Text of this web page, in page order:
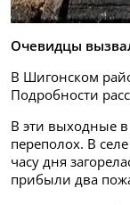
Очевидцы
В Шигонском
Подробности
В эти выходные
переполох. В
часу дня
прибыли два